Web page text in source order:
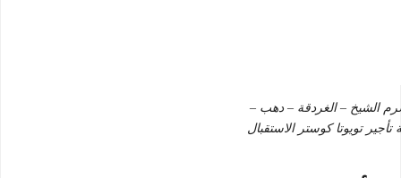
الشيخ – الغردقة – دهب –
تويوتا كوستر الاستقبال